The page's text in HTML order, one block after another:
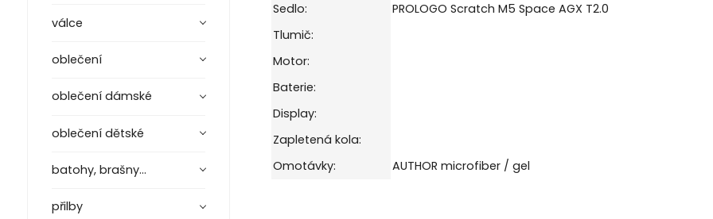
válce
oblečení
oblečení dámské
oblečení dětské
batohy, brašny...
přilby
Sedlo:
PROLOGO Scratch M5 Space AGX T2.0
Tlumič:
Motor:
Baterie:
Display:
Zapletená kola:
Omotávky:
AUTHOR microfiber / gel